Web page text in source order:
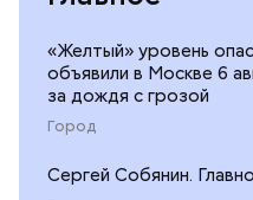
«Желтый» уровень
объявили в Москве 6
за дождя с грозой
Город
Сергей Собянин.